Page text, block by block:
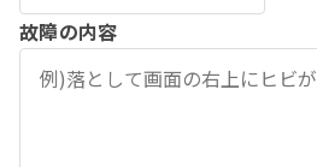
故障の内容